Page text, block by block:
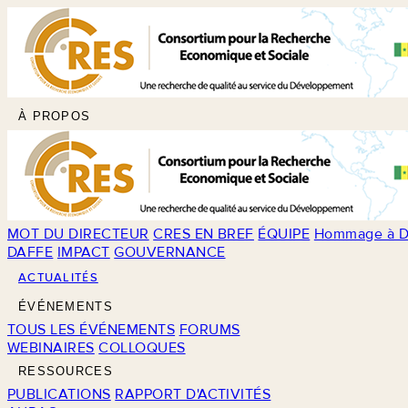
À PROPOS
MOT DU DIRECTEUR CRES EN BREF ÉQUIPE Hommage à
DAFFE IMPACT GOUVERNANCE
ACTUALITÉS
ÉVÉNEMENTS
TOUS LES ÉVÉNEMENTS FORUMS
WEBINAIRES COLLOQUES
RESSOURCES
PUBLICATIONS RAPPORT D'ACTIVITÉS